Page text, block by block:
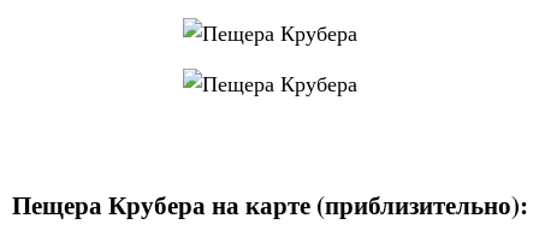
Пещера Крубера на карте (приблизительно):